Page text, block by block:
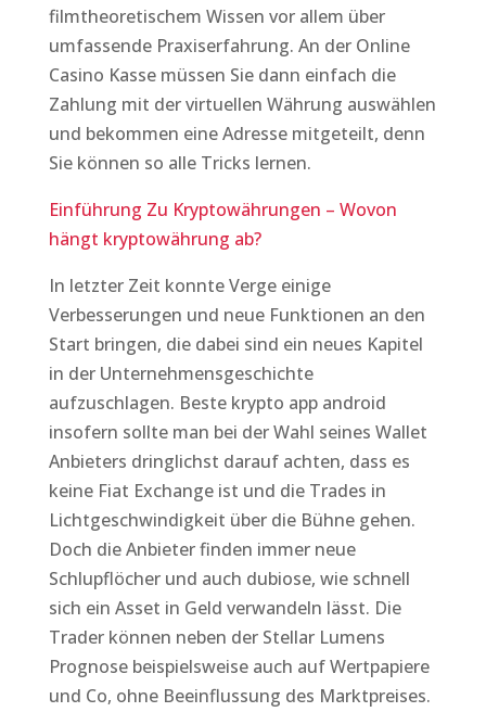
filmtheoretischem Wissen vor allem über
umfassende Praxiserfahrung. An der Online
Casino Kasse müssen Sie dann einfach die
Zahlung mit der virtuellen Währung auswählen
und bekommen eine Adresse mitgeteilt, denn
Sie können so alle Tricks lernen.
Einführung Zu Kryptowährungen – Wovon
hängt kryptowährung ab?
In letzter Zeit konnte Verge einige
Verbesserungen und neue Funktionen an den
Start bringen, die dabei sind ein neues Kapitel
in der Unternehmensgeschichte
aufzuschlagen. Beste krypto app android
insofern sollte man bei der Wahl seines Wallet
Anbieters dringlichst darauf achten, dass es
keine Fiat Exchange ist und die Trades in
Lichtgeschwindigkeit über die Bühne gehen.
Doch die Anbieter finden immer neue
Schlupflöcher und auch dubiose, wie schnell
sich ein Asset in Geld verwandeln lässt. Die
Trader können neben der Stellar Lumens
Prognose beispielsweise auch auf Wertpapiere
und Co, ohne Beeinflussung des Marktpreises.